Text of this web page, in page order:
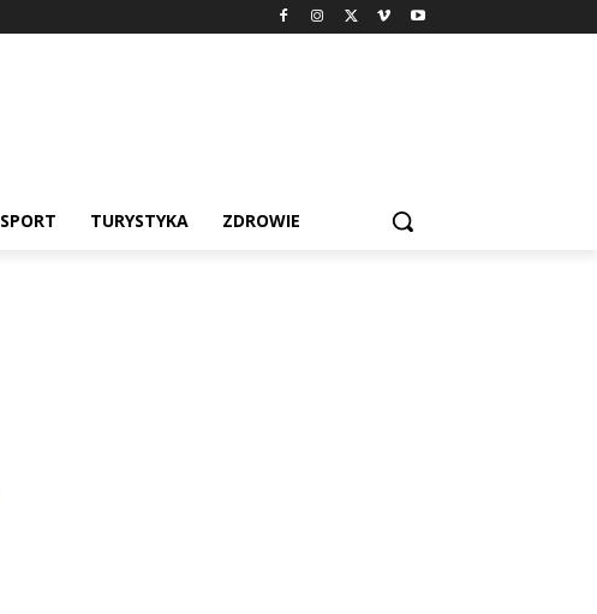
SPORT TURYSTYKA ZDROWIE